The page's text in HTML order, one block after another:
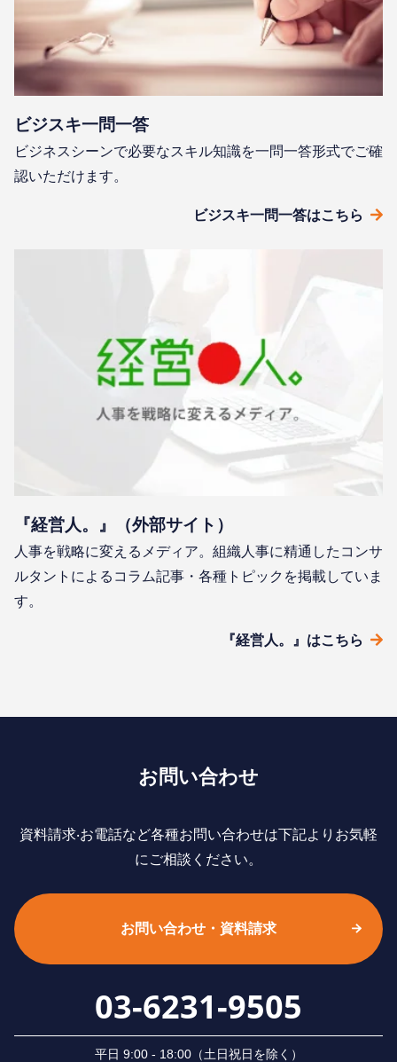
ビジスキ⼀問⼀答
ビジネスシーンで必要なスキル知識を⼀問⼀答形式でご確
認いただけます。
ビジスキ⼀問⼀答はこちら
『経営人。』（外部サイト）
人事を戦略に変えるメディア。組織人事に精通したコンサ
ルタントによるコラム記事・各種トピックを掲載していま
す。
『経営人。』はこちら
お問い合わせ
資料請求‧お電話など各種お問い合わせは下記よりお気軽
にご相談ください。
お問い合わせ・資料請求
03-6231-9505
平⽇ 9:00 - 18:00（⼟⽇祝⽇を除く）